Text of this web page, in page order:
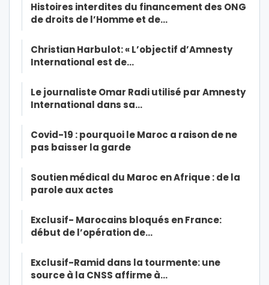
Histoires interdites du financement des ONG
de droits de l’Homme et de…
Christian Harbulot: « L’objectif d’Amnesty
International est de…
Le journaliste Omar Radi utilisé par Amnesty
International dans sa…
Covid-19 : pourquoi le Maroc a raison de ne
pas baisser la garde
Soutien médical du Maroc en Afrique : de la
parole aux actes
Exclusif- Marocains bloqués en France:
début de l’opération de…
Exclusif-Ramid dans la tourmente: une
source à la CNSS affirme à…